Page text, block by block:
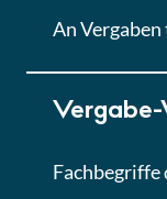
An
Fachbegriffe